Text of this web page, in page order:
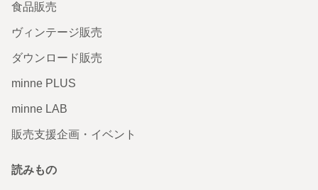
食品販売
ヴィンテージ販売
ダウンロード販売
minne PLUS
minne LAB
販売支援企画・イベント
読みもの